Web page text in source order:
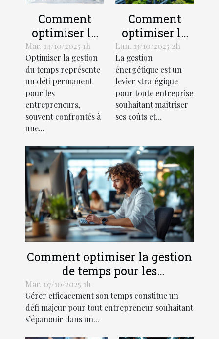
Comment
optimiser la
gestion du
temps pour
les
entrepreneurs
?
Mar. 14/10/2025 1h
Optimiser la gestion
du temps représente
un défi permanent
pour les
entrepreneurs,
souvent confrontés à
une...
Comment
optimiser la
gestion
énergétique
dans votre
entreprise ?
Lun. 13/10/2025 2h
La gestion
énergétique est un
levier stratégique
pour toute entreprise
souhaitant maîtriser
ses coûts et...
Comment optimiser la gestion
de temps pour les
entrepreneurs ?
Mar. 07/10/2025 1h
Gérer efficacement son temps constitue un
défi majeur pour tout entrepreneur souhaitant
s’épanouir dans un...